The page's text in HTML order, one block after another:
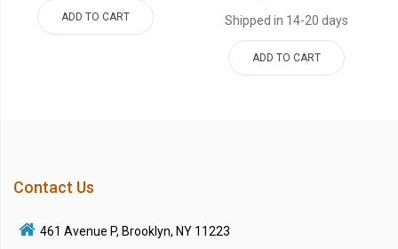
ADD TO CART Shipped in 14-20 days
ADD TO CART
Contact Us
461 Avenue P, Brooklyn, NY 11223